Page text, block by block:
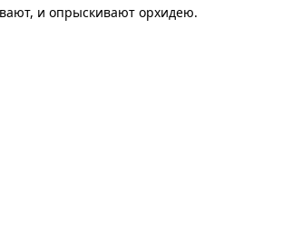
и опрыскивают орхидею.